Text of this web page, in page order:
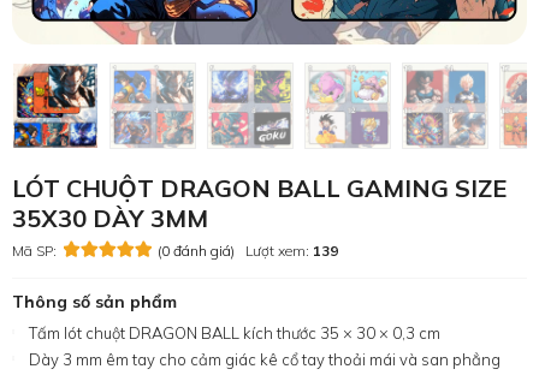
LÓT CHUỘT DRAGON BALL GAMING SIZE
35X30 DÀY 3MM
Mã SP: (0 đánh giá) Lượt xem: 139
Thông số sản phẩm
Tấm lót chuột DRAGON BALL kích thước 35 × 30 × 0,3 cm
Dày 3 mm êm tay cho cảm giác kê cổ tay thoải mái và san phẳng